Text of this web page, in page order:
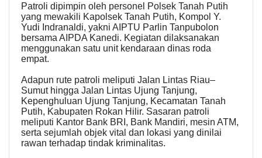
Patroli dipimpin oleh personel Polsek Tanah Putih
yang mewakili Kapolsek Tanah Putih, Kompol Y.
Yudi Indranaldi, yakni AIPTU Parlin Tanpubolon
bersama AIPDA Kanedi. Kegiatan dilaksanakan
menggunakan satu unit kendaraan dinas roda
empat.
Adapun rute patroli meliputi Jalan Lintas Riau–
Sumut hingga Jalan Lintas Ujung Tanjung,
Kepenghuluan Ujung Tanjung, Kecamatan Tanah
Putih, Kabupaten Rokan Hilir. Sasaran patroli
meliputi Kantor Bank BRI, Bank Mandiri, mesin ATM,
serta sejumlah objek vital dan lokasi yang dinilai
rawan terhadap tindak kriminalitas.